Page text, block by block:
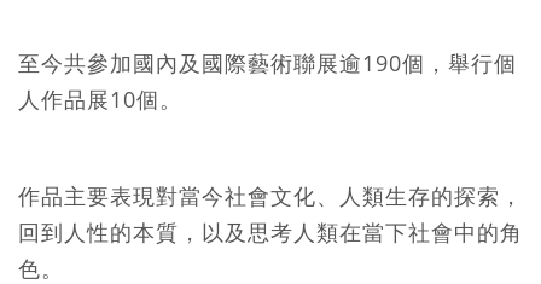
至今共參加國內及國際藝術聯展逾190個，舉行個
人作品展10個。
作品主要表現對當今社會文化、人類生存的探索，
回到人性的本質，以及思考人類在當下社會中的角
色。